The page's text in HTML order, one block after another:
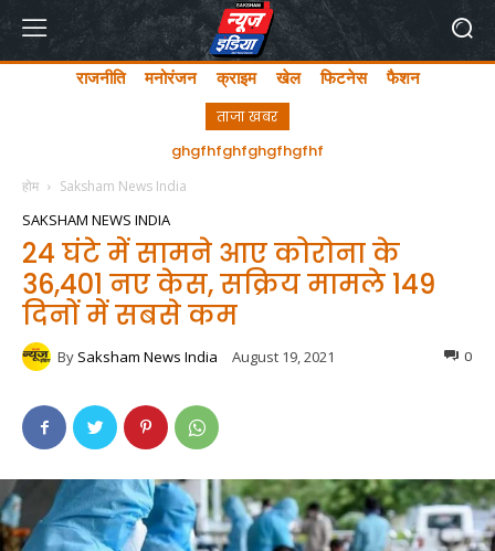
राजनीति मनोरंजन क्राइम खेल फिटनेस फैशन
ताजा खबर
ghgfhfghfghgfhgfhf
अयोध्या में लता मंगेशकर चौक का सीएम योगी ने किया उद्घाटन
होम Saksham News India
SAKSHAM NEWS INDIA
24 घंंटे में सामने आए कोरोना के
36,401 नए केस, सक्रिय मामले 149
दिनों में सबसे कम
By Saksham News India August 19, 2021 0